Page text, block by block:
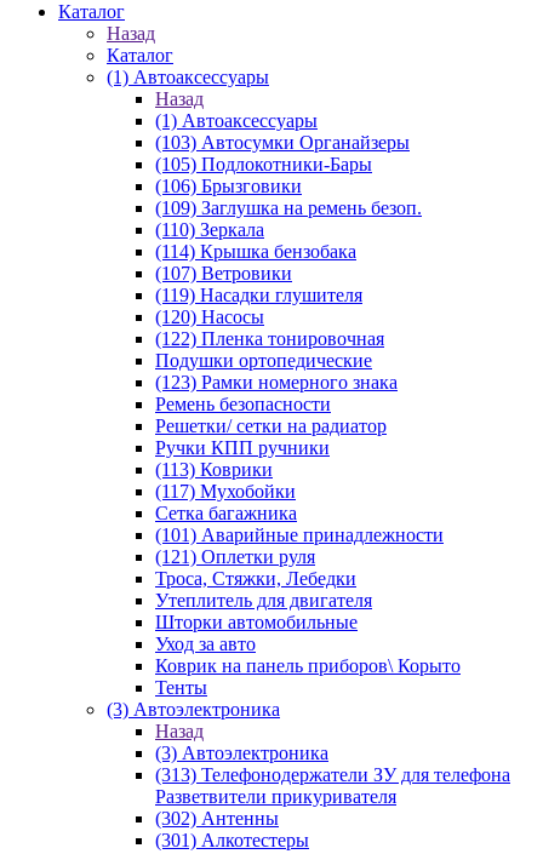
Каталог
Назад
Каталог
(1) Автоаксессуары
Назад
(1) Автоаксессуары
(103) Автосумки Органайзеры
(105) Подлокотники-Бары
(106) Брызговики
(109) Заглушка на ремень безоп.
(110) Зеркала
(114) Крышка бензобака
(107) Ветровики
(119) Насадки глушителя
(120) Насосы
(122) Пленка тонировочная
Подушки ортопедические
(123) Рамки номерного знака
Ремень безопасности
Решетки/ сетки на радиатор
Ручки КПП ручники
(113) Коврики
(117) Мухобойки
Сетка багажника
(101) Аварийные принадлежности
(121) Оплетки руля
Троса, Стяжки, Лебедки
Утеплитель для двигателя
Шторки автомобильные
Уход за авто
Коврик на панель приборов\ Корыто
Тенты
(3) Автоэлектроника
Назад
(3) Автоэлектроника
(313) Телефонодержатели ЗУ для телефона
Разветвители прикуривателя
(302) Антенны
(301) Алкотестеры